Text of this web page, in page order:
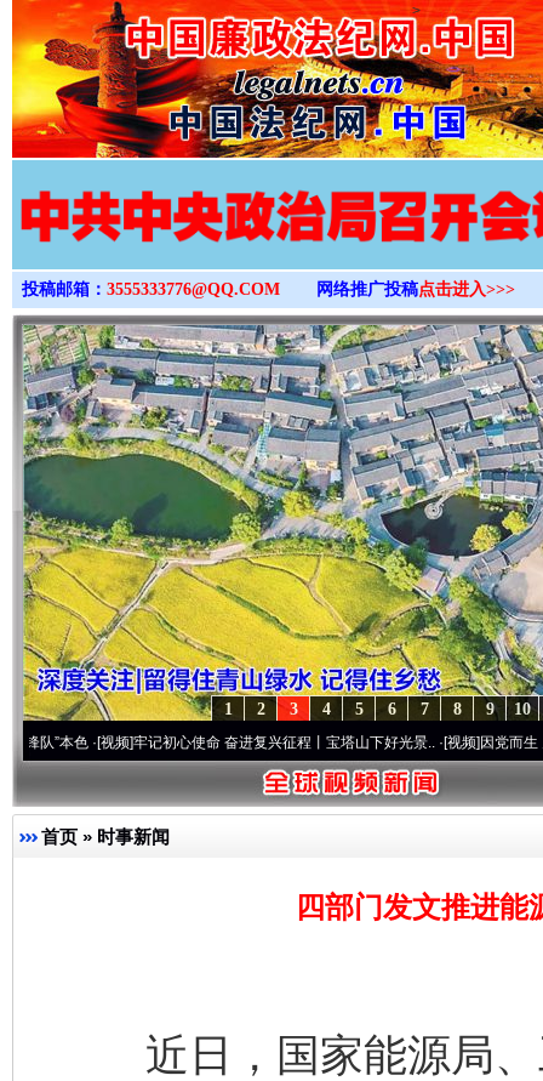
>
投稿邮箱： 3555333776@QQ.COM 网络推广投稿点击进入>>>
10
9
8
7
6
5
4
3
2
1
·[视频]牢记初心使命 奋进复兴征程丨宝塔山下好光景..·[视频]因党而生 为党而战
首页 » 时事新闻
四部门发文推进
近日，国家能源局、